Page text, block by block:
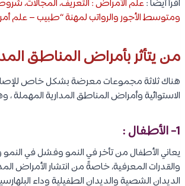
اقرأ أيضًا :علم الأمراض : التعريف، المجالات،
ومتوسط الأجور والرواتب لمهنة “طبيب – علم
من يتأثر بأمراض المناطق
هناك ثلاثة مجموعات معرضة بشكل خاص
الاستوائية وأمراض المناطق المدارية المهملة ،
1- الأطفال :
يعاني الأطفال من تأخر في النمو وفشل في
والقدرات المعرفية، خاصةً من انتشار الأمراض
الديدان الشصية والديدان الطفيلية وداء